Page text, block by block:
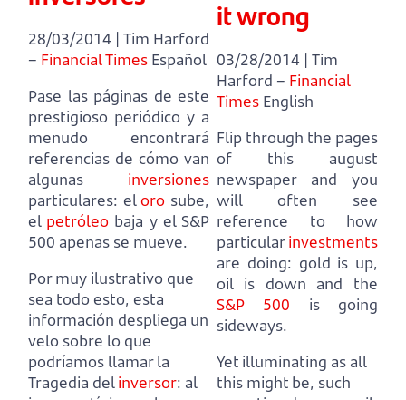
28/03/2014 | Tim Harford
– Financial Times Español
Pase las páginas de este
prestigioso periódico y a
menudo encontrará
referencias de cómo van
algunas inversiones
particulares: eloro sube,
el petróleo baja y el S&P
500 apenas se mueve.
Por muy ilustrativo que
sea todo esto, esta
información despliega un
velo sobre lo que
podríamos llamar la
Tragedia delinversor: al
it wrong
03/28/2014 | Tim
Harford – Financial
Times English
Flip through the pages
of this august
newspaper and you
will often see
reference to how
particularinvestments
are doing: gold is up,
oil is down and the
S&P 500 is going
sideways.
Yet illuminating as all
this might be, such